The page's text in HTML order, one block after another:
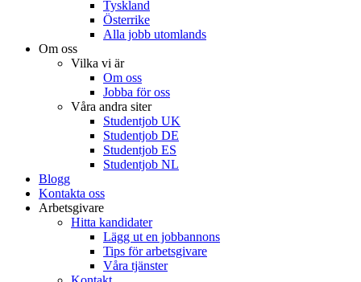
Tyskland
Österrike
Alla jobb utomlands
Om oss
Vilka vi är
Om oss
Jobba för oss
Våra andra siter
Studentjob UK
Studentjob DE
Studentjob ES
Studentjob NL
Blogg
Kontakta oss
Arbetsgivare
Hitta kandidater
Lägg ut en jobbannons
Tips för arbetsgivare
Våra tjänster